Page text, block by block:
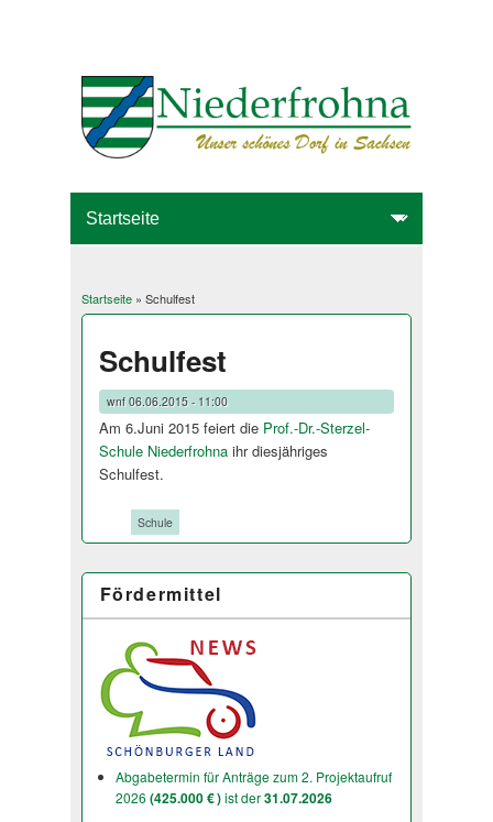
Sie sind hier
Startseite» Schulfest
Schulfest
wnf06.06.2015 - 11:00
Am 6.Juni 2015 feiert die Prof.-Dr.-Sterzel-
Schule Niederfrohnaihr diesjähriges
Schulfest.
Schule
Fördermittel
Abgabetermin für Anträge zum 2. Projektaufruf
2026 (425.000 € )ist der31.07.2026